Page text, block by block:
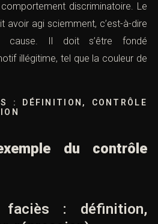
discriminatoire. Le
avoir agi sciemment, c’est-à-dire
cause. Il doit s’être fondé
illégitime, tel que la couleur de
: DÉFINITION, CONTRÔLE
du contrôle
: définition,